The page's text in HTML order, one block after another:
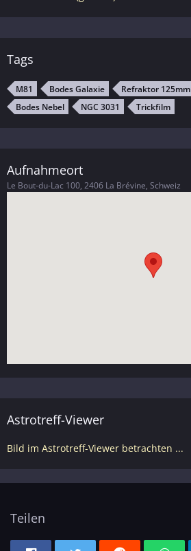
Tags
M81 Bodes Galaxie Refraktor 125mm
Bodes Nebel
NGC 3031 Trickfilm
Aufnahmeort
Le Bout-du-Lac 100, 2406 La Brévine, Schweiz
Astrotreff-Viewer
Bild im Astrotreff-Viewer betrachten ...
Teilen